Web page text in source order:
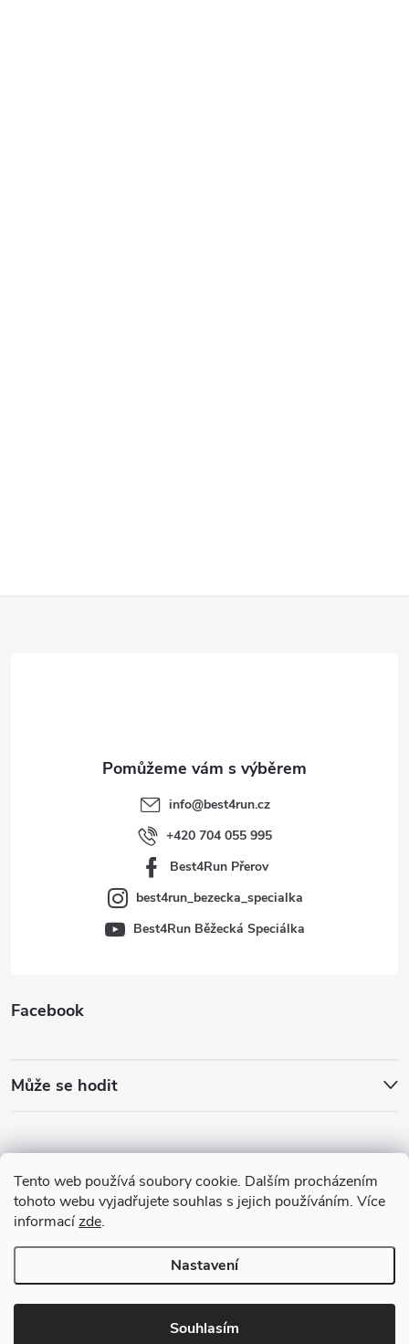
Tento web používá soubory cookie. Dalším procházením
tohoto webu vyjadřujete souhlas s jejich používáním. Více
informacízde.
Nastavení
Souhlasím
Facebook
Může se hodit
info@best4run.cz
+420 704 055 995
Best4Run Přerov
best4run_bezecka_specialka
Best4Run Běžecká Speciálka
Copyright 2026Best4Run Běžecká speciálka. Všechna práva vyhrazena.